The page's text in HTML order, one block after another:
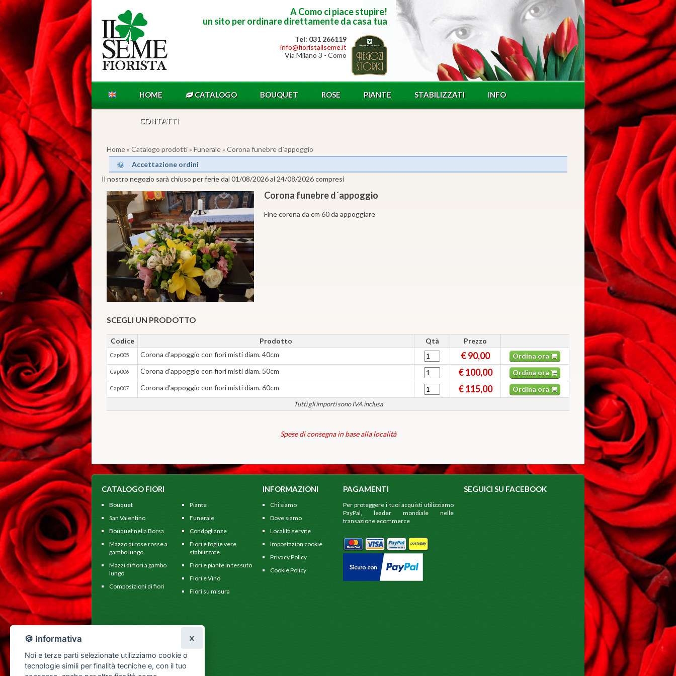
A Como ci piace stupire!
un sito per ordinare direttamente da casa tua
Tel: 031 266119
info@fioristailseme.it
Via Milano 3 - Como
HOME CATALOGO BOUQUET ROSE PIANTE STABILIZZATI INFO
CONTATTI
Home» Catalogo prodotti» Funerale» Corona funebre d´appoggio
Accettazione ordini
Il nostro negozio sarà chiuso per ferie dal 01/08/2026 al 24/08/2026 compresi
Corona funebre d´appoggio
Fine corona da cm 60 da appoggiare
SCEGLI UN PRODOTTO
Codice Prodotto Qtà Prezzo
Tutti gli importi sono IVA inclusa
Cap005 Corona d'appoggio con fiori misti diam. 40cm € 90,00 Ordina ora
Cap006 Corona d'appoggio con fiori misti diam. 50cm € 100,00 Ordina ora
Cap007 Corona d'appoggio con fiori misti diam. 60cm € 115,00 Ordina ora
Spese di consegna in base alla località
CATALOGO FIORI
Bouquet
San Valentino
Bouquet nella Borsa
Mazzo di rose rosse a
gambo lungo
Mazzi di fiori a gambo
lungo
Composizioni di fiori
Piante
Funerale
Condoglianze
Fiori e foglie vere
stabilizzate
Fiori e piante in tessuto
Fiori e Vino
Fiori su misura
INFORMAZIONI
Chi siamo
Dove siamo
Località servite
Impostazion cookie
Privacy Policy
Cookie Policy
PAGAMENTI
Per proteggere i tuoi acquisti utilizziamo
PayPal, leader mondiale nelle
transazione ecommerce
SEGUICI SU FACEBOOK
🍪 Informativa
Noi e terze parti selezionate utilizziamo cookie o
tecnologie simili per finalità tecniche e, con il tuo
X